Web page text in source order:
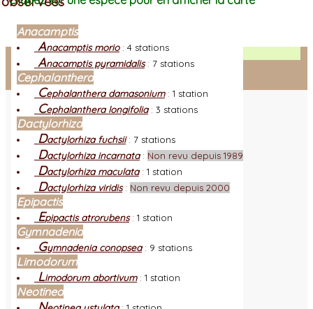
Facebook
Connexion adhérent
Anacamptis
Anacamptis morio: 4 stations
Anacamptis pyramidalis: 7 stations
Cephalanthera
Cephalanthera damasonium: 1 station
Cephalanthera longifolia: 3 stations
Dactylorhiza
Dactylorhiza fuchsii: 7 stations
Dactylorhiza incarnata: Non revu depuis 1989
Dactylorhiza maculata: 1 station
Dactylorhiza viridis: Non revu depuis 2000
Epipactis
Epipactis atrorubens: 1 station
Gymnadenia
Gymnadenia conopsea: 9 stations
Limodorum
Limodorum abortivum: 1 station
Neotinea